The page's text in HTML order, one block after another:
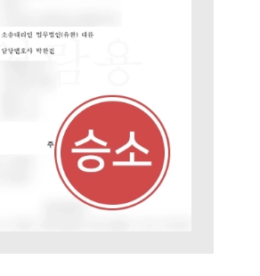
조세전문변호사
언론보도
공지사항
법률 블로그
법률서식
뉴스레터/브로슈어